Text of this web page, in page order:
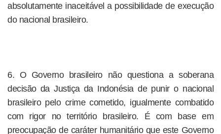
absolutamente inaceitável a possibilidade de execução
do nacional brasileiro.
6. O Governo brasileiro não questiona a soberana
decisão da Justiça da Indonésia de punir o nacional
brasileiro pelo crime cometido, igualmente combatido
com rigor no território brasileiro. É com base em
preocupação de caráter humanitário que este Governo